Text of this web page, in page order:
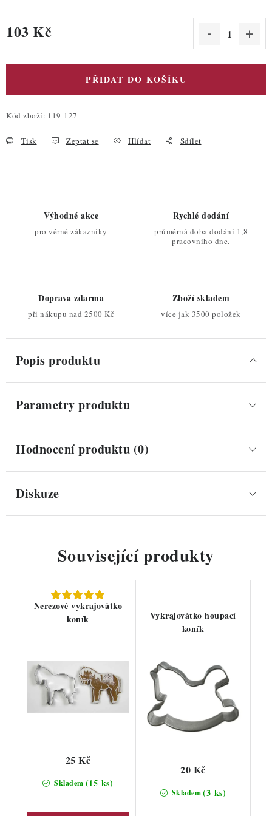
103 Kč
PŘIDAT DO KOŠÍKU
Kód zboží: 119-127
Tisk Zeptat se Hlídat Sdílet
Výhodné akce
pro věrné zákazníky
Rychlé dodání
průměrná doba dodání 1,8
pracovního dne.
Doprava zdarma
při nákupu nad 2500 Kč
Zboží skladem
více jak 3500 položek
Popis produktu
Parametry produktu
Hodnocení produktu (0)
Diskuze
Související produkty
Nerezové vykrajovátko
koník
Skladem (15 ks)
25 Kč
Vykrajovátko houpací
koník
Skladem(3 ks)
20 Kč